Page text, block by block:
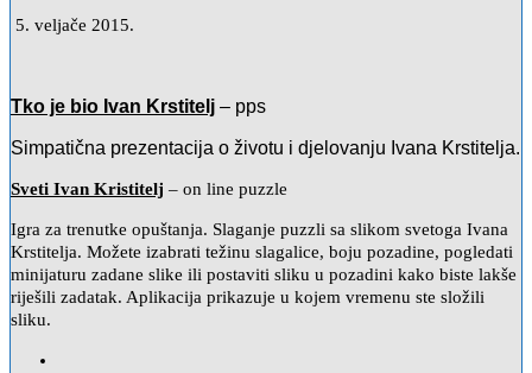
5. veljače 2015.
Tko je bio Ivan Krstitelj – pps
Simpatična prezentacija o životu i djelovanju Ivana Krstitelja.
Sveti Ivan Kristitelj – on line puzzle
Igra za trenutke opuštanja. Slaganje puzzli sa slikom svetoga Ivana
Krstitelja. Možete izabrati težinu slagalice, boju pozadine, pogledati
minijaturu zadane slike ili postaviti sliku u pozadini kako biste lakše
riješili zadatak. Aplikacija prikazuje u kojem vremenu ste složili
sliku.